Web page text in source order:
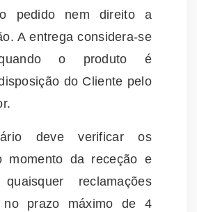
pedido nem direito a
A entrega considera-se
o produto é
do Cliente pelo
deve verificar os
momento da receção e
reclamações
no prazo máximo de 4